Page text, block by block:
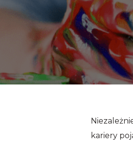
kariery